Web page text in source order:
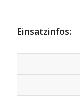
Einsatzinfos: